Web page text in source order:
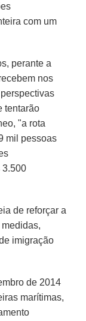
com um
perante a
nos
tentarão
"a rota
mil pessoas
3.500
de reforçar a
imigração
de 2014
marítimas,